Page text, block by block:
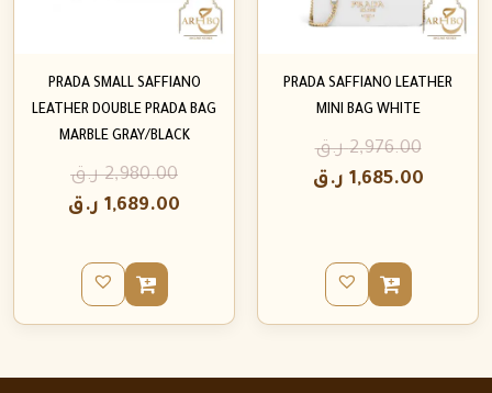
PRADA SAFFIANO LEATHER
MINI BAG WHITE
2,976.00 ر.ق
1,685.00 ر.ق
PRADA SMALL SAFFIANO
LEATHER DOUBLE PRADA BAG
MARBLE GRAY/BLACK
2,980.00 ر.ق
1,689.00 ر.ق